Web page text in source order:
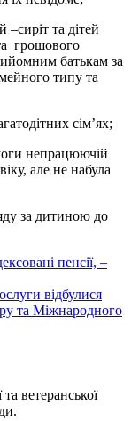
та дітей
грошового
батькам за
типу та
сім’ях;
непрацюючій
але не набула
за дитиною до
пенсії, –
відбулися
та Міжнародного
ветеранської